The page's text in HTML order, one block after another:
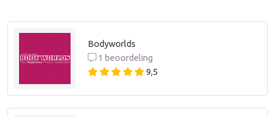
Bodyworlds
1 beoordeling
9,5